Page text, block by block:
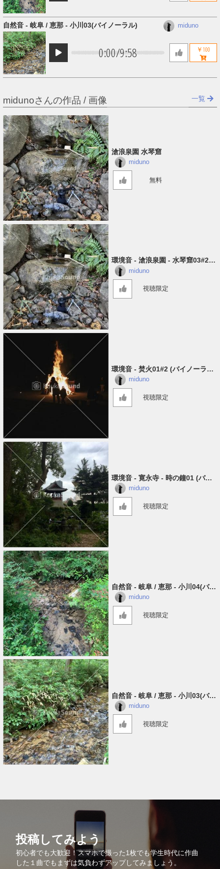
0:00/9:58
自然音 - 岐阜 / 恵那 - 小川03​(​バイノーラル) miduno
￥100
midunoさんの作品 / 画像 一覧
滄浪泉園 水琴窟
miduno
無料
環境音 - 滄浪泉園 - 水琴窟03#2
(バイノーラル)
miduno
視聴限定
環境音 - 焚火01#2 (バイノーラル
録音) miduno
視聴限定
環境音 - 寛永寺 - 時の鐘01 (バイ
ノーラル)
miduno
視聴限定
自然音 - 岐阜 / 恵那 - 小川04​(​バイ
ノーラル)
miduno
視聴限定
自然音 - 岐阜 / 恵那 - 小川03​(​バイ
ノーラル)
miduno
視聴限定
投稿してみよう
初心者でも大歓迎！スマホで撮った1枚でも学生時代に作曲
した１曲でもまずは気負わずアップしてみましょう。